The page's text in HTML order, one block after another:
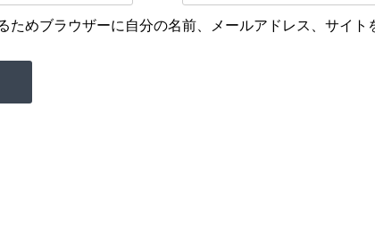
ためブラウザーに自分の名前、メールアドレス、サイト